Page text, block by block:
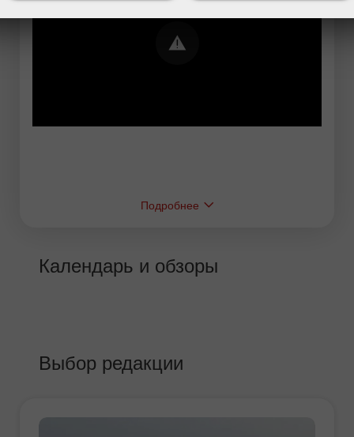
Подробнее
Календарь и обзоры
Выбор редакции